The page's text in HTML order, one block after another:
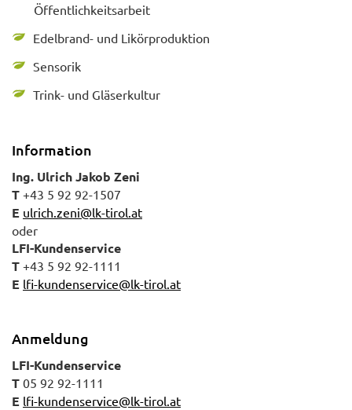
Öffentlichkeitsarbeit
Edelbrand- und Likörproduktion
Sensorik
Trink- und Gläserkultur
Information
Ing. Ulrich Jakob Zeni
T +43 5 92 92-1507
E ulrich.zeni@lk-tirol.at
oder
LFI-Kundenservice
T +43 5 92 92-1111
E lfi-kundenservice@lk-tirol.at
Anmeldung
LFI-Kundenservice
T 05 92 92-1111
E lfi-kundenservice@lk-tirol.at